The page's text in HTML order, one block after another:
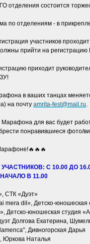
отделения состоится
по отделениям - в
участников
должны прийти на
приходит
в ваших танцах
на почту amrita-fest@mail.ru.
Марафона для вас будет
понравившиеся фото/
С 10.00 ДО
В 11.00
СТК «Дуэт»
mera dil», Детско-юношеская
Детско-юношеская студия
Долгова Екатерина,
Дивногорская Дарья
Юркова Наталья